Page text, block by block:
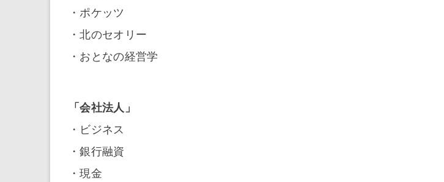
・ポケッツ
・北のセオリー
・おとなの経営学
「会社法人」
・ビジネス
・銀行融資
・現金